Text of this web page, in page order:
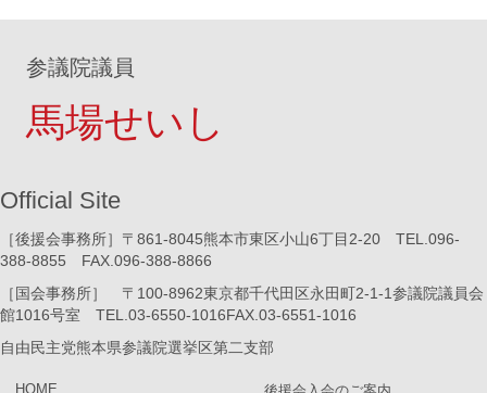
参議院議員
馬場せいし
Official Site
［後援会事務所］〒861-8045熊本市東区小山6丁目2-20 TEL.096-
388-8855 FAX.096-388-8866
［国会事務所］ 〒100-8962東京都千代田区永田町2-1-1参議院議員会
館1016号室 TEL.03-6550-1016FAX.03-6551-1016
自由民主党熊本県参議院選挙区第二支部
HOME